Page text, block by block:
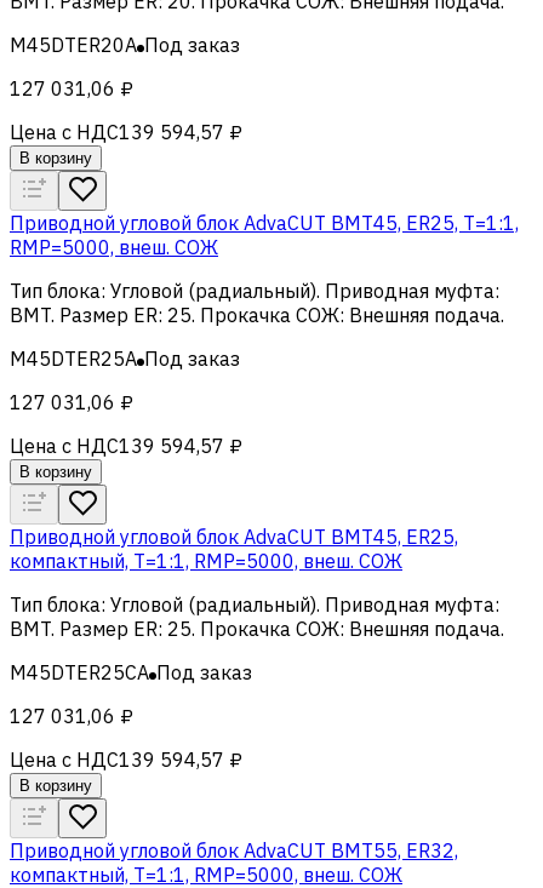
M45DTER20A Под заказ
127 031,06 ₽
Цена с НДС139 594,57 ₽
В корзину
Приводной угловой блок AdvaCUT BMT45, ER25, T=1:1,
RMP=5000, внеш. СОЖ
Тип блока: Угловой (радиальный). Приводная муфта:
BMT. Размер ER: 25. Прокачка СОЖ: Внешняя подача.
M45DTER25A Под заказ
127 031,06 ₽
Цена с НДС139 594,57 ₽
В корзину
Приводной угловой блок AdvaCUT BMT45, ER25,
компактный, T=1:1, RMP=5000, внеш. СОЖ
Тип блока: Угловой (радиальный). Приводная муфта:
BMT. Размер ER: 25. Прокачка СОЖ: Внешняя подача.
M45DTER25CA Под заказ
127 031,06 ₽
Цена с НДС139 594,57 ₽
В корзину
Приводной угловой блок AdvaCUT BMT55, ER32,
компактный, T=1:1, RMP=5000, внеш. СОЖ